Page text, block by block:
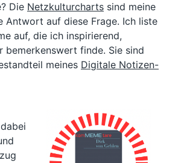
Die Netzkulturcharts sind meine
Antwort auf diese Frage. Ich liste
auf, die ich inspirierend,
bemerkenswert finde. Sie sind
meines Digitale Notizen-